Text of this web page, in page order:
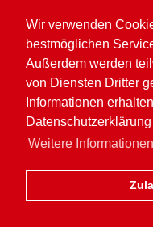
Wir verwenden
bestmöglichen
Außerdem werden
von Diensten Dritter
Informationen
Datenschutzerklärung
Weitere Informationen